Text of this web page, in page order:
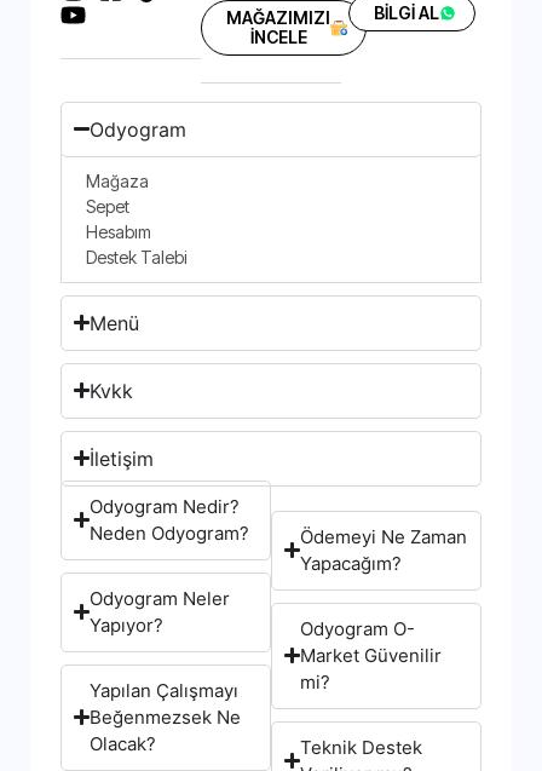
MAĞAZIMIZI
İNCELE
BİLGİ AL
Odyogram
Mağaza
Sepet
Hesabım
Destek Talebi
Menü
Kvkk
İletişim
Odyogram Nedir?
Neden Odyogram?
Odyogram Neler
Yapıyor?
Yapılan Çalışmayı
Beğenmezsek Ne
Olacak?
Ödemeyi Ne Zaman
Yapacağım?
Odyogram O-
Market Güvenilir
mi?
Teknik Destek